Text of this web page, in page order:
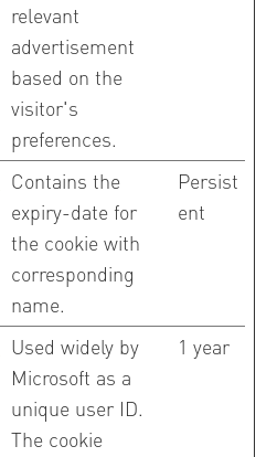
relevant
advertisement
based on the
visitor's
preferences.
Contains the
expiry-date for
the cookie with
corresponding
name.
Persist
ent
Used widely by
Microsoft as a
unique user ID.
The cookie
1 year